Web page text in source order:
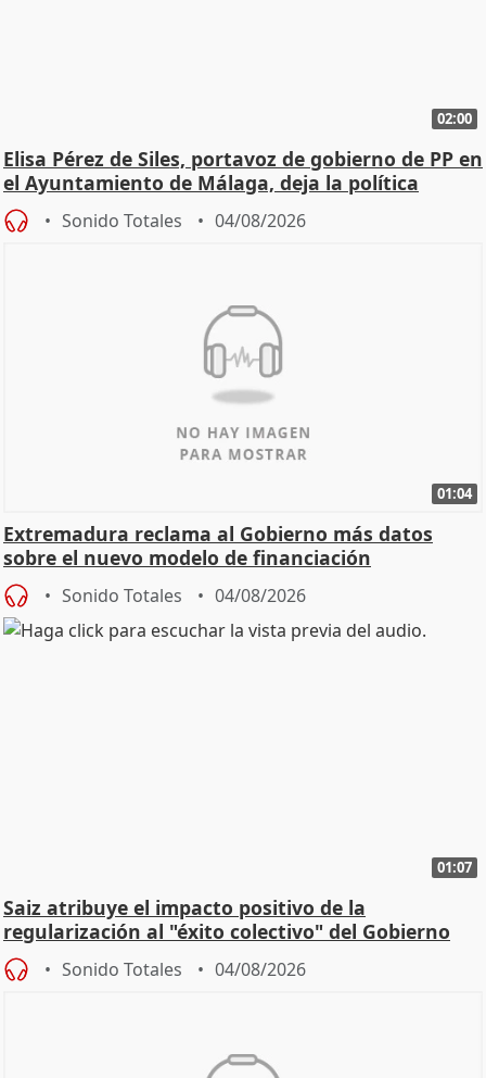
02:00
Elisa Pérez de Siles, portavoz de gobierno de PP en
el Ayuntamiento de Málaga, deja la política
Sonido Totales 04/08/2026
01:04
Extremadura reclama al Gobierno más datos
sobre el nuevo modelo de financiación
Sonido Totales 04/08/2026
01:07
Saiz atribuye el impacto positivo de la
regularización al "éxito colectivo" del Gobierno
Sonido Totales 04/08/2026